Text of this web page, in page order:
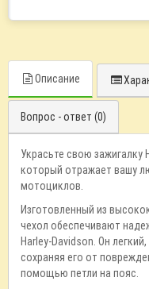
Описание
Вопрос - ответ (0)
Украсьте свою зажигалку
который отражает вашу
мотоциклов.
Изготовленный из
чехол обеспечивают
Harley-Davidson. Он
сохраняя его от
помощью петли на пояс.